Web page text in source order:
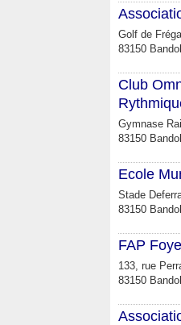
Golf de
83150 Bandol
Club
Gymnase
83150 Bandol
Ecole
Stade
83150 Bandol
FAP
133, rue
83150 Bandol